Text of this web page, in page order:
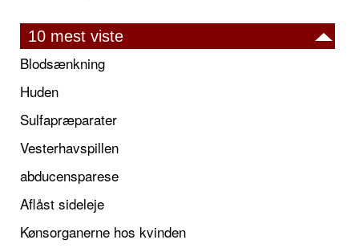
10 mest viste
Blodsænkning
Huden
Sulfapræparater
Vesterhavspillen
abducensparese
Aflåst sideleje
Kønsorganerne hos kvinden